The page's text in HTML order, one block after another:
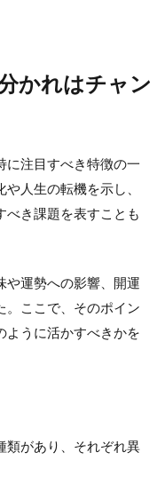
かれはチャン
に注目すべき特徴の一
人生の転機を示し、
べき課題を表すことも
や運勢への影響、開運
。ここで、そのポイン
ように活かすべきかを
類があり、それぞれ異